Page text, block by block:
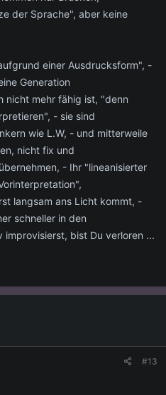
der Sprache", aber keine
einer Ausdrucksform", -
Generation
nicht mehr fähig ist, "denn
- sie sind
wie L.W, - und mitterweile
nicht fix und
- Ihr "lineanisierter
langsam ans Licht kommt, -
schneller in den
improvisierst, bist Du verloren ...
#13